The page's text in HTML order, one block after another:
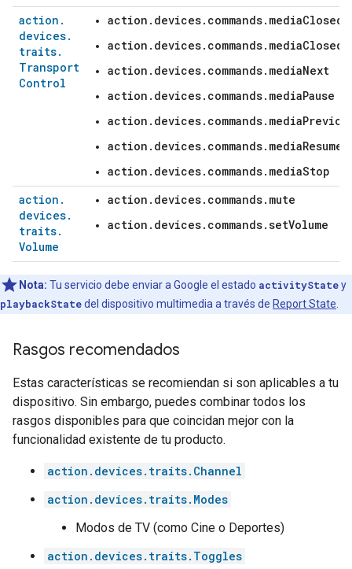
action .
devices.
traits.
Transport
Control
action.devices.commands.mediaNext
action.devices.commands.mediaPause
action.devices.commands.mediaResume
action.devices.commands.mediaStop
action .
devices.
traits.
Volume
action.devices.commands.mute
action.devices.commands.setVolume
Nota: Tu servicio debe enviar a Google el estado activityStatey
playbackStatedel dispositivo multimedia a través de Report State
Rasgos recomendados
Estas características se recomiendan si son aplicables a tu
dispositivo. Sin embargo, puedes combinar todos los
rasgos disponibles para que coincidan mejor con la
funcionalidad existente de tu producto.
action.devices.traits.Channel
action.devices.traits.Modes
Modos de TV (como Cine o Deportes)
action.devices.traits.Toggles